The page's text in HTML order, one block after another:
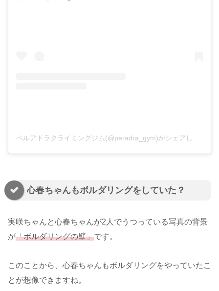
心春ちゃんもボルダリングをしていた？
実咲ちゃんと心春ちゃんが2人でうつっている写真の背景
が「ボルダリングの壁」です。
このことから、心春ちゃんもボルダリングをやっていたこ
とが想像できますね。